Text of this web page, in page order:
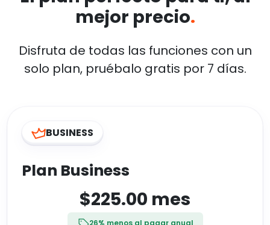
mejor precio.
Disfruta de todas las funciones con un
solo plan, pruébalo gratis por 7 días.
BUSINESS
Plan Business
$225.00 mes
26% menos al pagar anual